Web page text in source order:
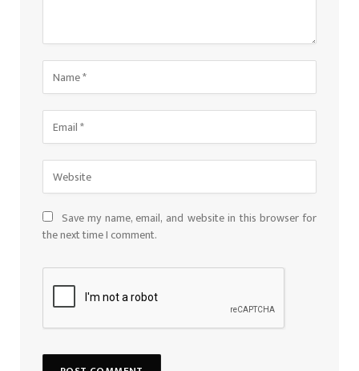
Save my name, email, and website in this browser for
the next time I comment.